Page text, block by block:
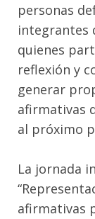
personas
integrantes
quienes
reflexión y
generar
afirmativas
al próximo
La jornada
afirmativas